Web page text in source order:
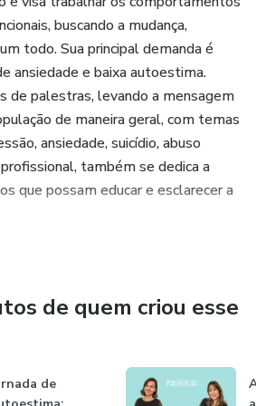
buscando a mudança,
todo. Sua principal demanda é
ansiedade e baixa autoestima.
de palestras, levando a mensagem
de maneira geral, com temas
ansiedade, suicídio, abuso
também se dedica a
que possam educar e esclarecer a
de quem criou esse
de